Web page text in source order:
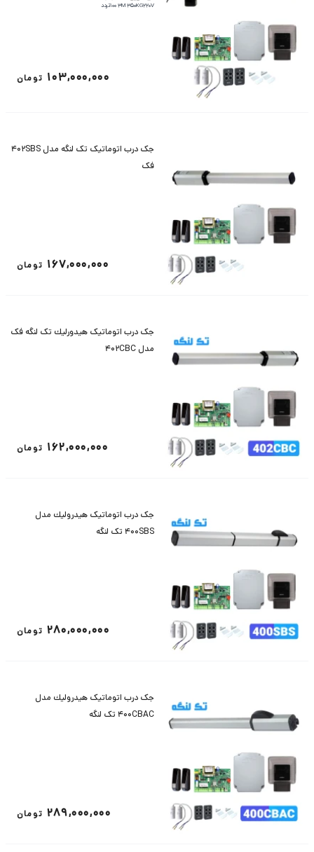
220V
350KG
3M100تردد
103,000,000 تومان
جک درب اتوماتیک تک لنگه مدل 402SBS
فک
167,000,000 تومان
جک درب اتوماتیک هيدورليك تک لنگه فک
مدل 402CBC
162,000,000 تومان
جک درب اتوماتیک هيدروليك مدل
400SBS تک لنگه
280,000,000 تومان
جک درب اتوماتیک هيدروليك مدل
400CBAC تک لنگه
289,000,000 تومان